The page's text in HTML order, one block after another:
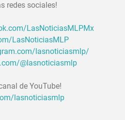
redes sociales!
LasNoticiasMLPMx
LasNoticiasMLP
lasnoticiasmlp/
@lasnoticiasmlp
de YouTube!
lasnoticiasmlp